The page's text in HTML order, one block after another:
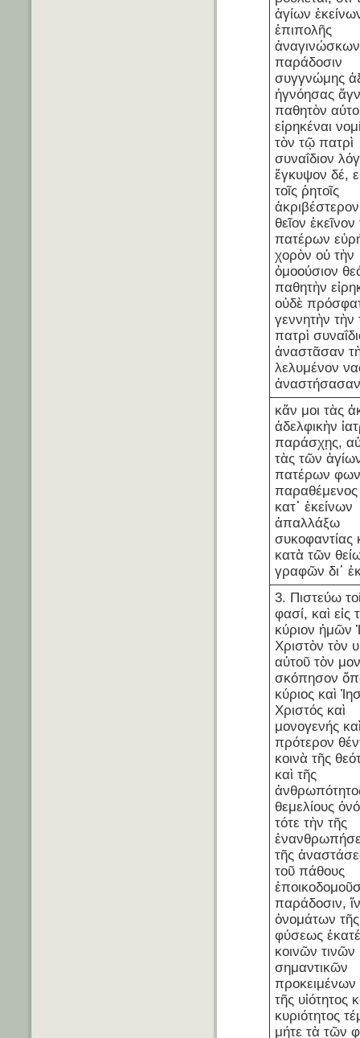
ἁγίων
ἐπιπολῆς
ἀναγινώσκων
παράδοσιν
συγγνώμης
ἠγνόησας
παθητὸν
εἰρηκέναι
τὸν τῷ πατρὶ
συναΐδιον
ἔγκυψον δέ,
τοῖς ῥητοῖς
θεῖον
πατέρων
χορὸν οὐ τὴν
ὁμοούσιον
παθητὴν
οὐδὲ
γεννητὴν τὴν
πατρὶ
ἀναστᾶσαν
λελυμένον
κἄν μοι τὰς
ἀδελφικὴν
παράσχῃς,
τὰς τῶν
πατέρων
παραθέμενος
κατ᾽ ἐκείνων
ἀπαλλάξω
συκοφαντίας
κατὰ τῶν
γραφῶν δι᾽
3. Πιστεύω
φασί, καὶ εἰς
κύριον ἡμῶν
Χριστὸν τὸν
αὐτοῦ τὸν
σκόπησον
κύριος καὶ
Χριστός καὶ
μονογενής
πρότερον
κοινὰ τῆς
καὶ τῆς
θεμελίους
τότε τὴν τῆς
τῆς
τοῦ πάθους
παράδοσιν,
ὀνομάτων τῆς
φύσεως
κοινῶν τινῶν
σημαντικῶν
προκειμένων
τῆς υἱότητος
κυριότητος
μήτε τὰ τῶν